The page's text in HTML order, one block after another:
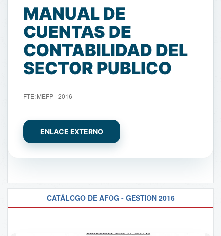
MANUAL DE
CUENTAS DE
CONTABILIDAD DEL
SECTOR PUBLICO
FTE: MEFP - 2016
ENLACE EXTERNO
CATÁLOGO DE AFOG - GESTION 2016